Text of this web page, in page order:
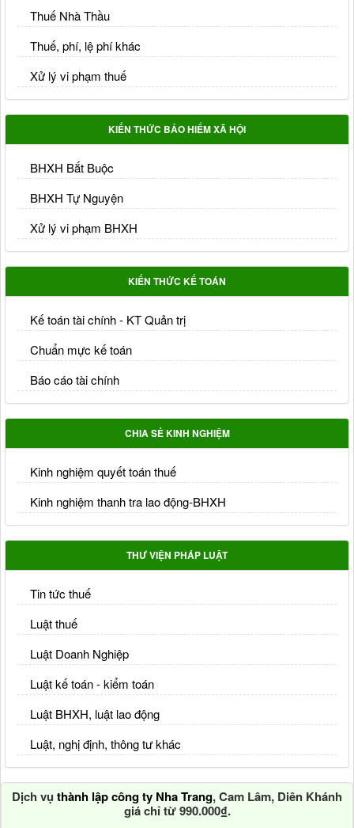
Thuế Nhà Thầu
Thuế, phí, lệ phí khác
Xử lý vi phạm thuế
KIẾN THỨC BẢO HIỂM XÃ HỘI
BHXH Bắt Buộc
BHXH Tự Nguyện
Xử lý vi phạm BHXH
KIẾN THỨC KẾ TOÁN
Kế toán tài chính - KT Quản trị
Chuẩn mực kế toán
Báo cáo tài chính
CHIA SẺ KINH NGHIỆM
Kinh nghiệm quyết toán thuế
Kinh nghiệm thanh tra lao động-BHXH
THƯ VIỆN PHÁP LUẬT
Tin tức thuế
Luật thuế
Luật Doanh Nghiệp
Luật kế toán - kiểm toán
Luật BHXH, luật lao động
Luật, nghị định, thông tư khác
Dịch vụ thành lập công ty Nha Trang, Cam Lâm, Diên Khánh
giá chỉ từ 990.000₫.